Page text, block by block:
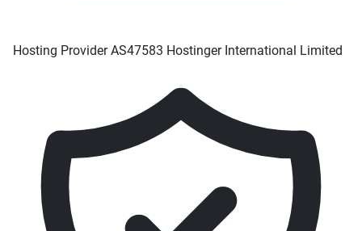
Hosting Provider AS47583 Hostinger International Limited